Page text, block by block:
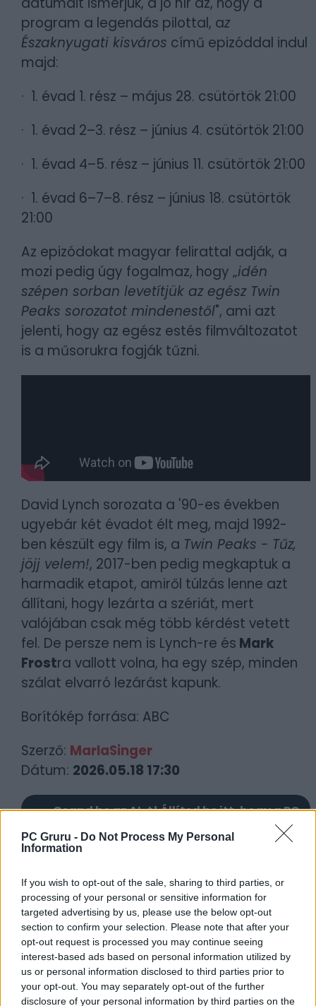
PC Gruru - Do Not Process My Personal
Information
If you wish to opt-out of the sale, sharing to third parties, or
processing of your personal or sensitive information for
targeted advertising by us, please use the below opt-out
section to confirm your selection. Please note that after your
opt-out request is processed you may continue seeing
interest-based ads based on personal information utilized by
us or personal information disclosed to third parties prior to
your opt-out. You may separately opt-out of the further
disclosure of your personal information by third parties on the
program a legendás pilottal, az
Északnyugati kisváros című epizóddal indul
majd:
· 1. évad 1. rész – május 28. csütörtök 21:00
· 1. évad 2–3. rész – június 4. csütörtök 21:00
· 1. évad 4–5. rész – június 11. csütörtök 21:00
· 1. évad 6–7–8. rész – június 18. csütörtök
21:00
Az epizódokat magyar felirattal adják, a
mozi pedig úgy fogalmaz, hogy „idén
szépen sorban levetítjük az egész Twin
Peaks sorozatot mindenestől", ami azt
jelenti, hogy az egész estés filmváltozatot
is a műsorukra fogják tűzni.
David Lynch sorozata a '90-es években
ugyebár két évadot élt meg, majd 1992-
ben készült egy film is, a Twin Peaks - Tűz,
jöjj velem!, 2017-ben pedig megkaptuk a
harmadik etapot, amiről túlzás lenne azt
állítani, hogy lezárta a szériát, mert
valójában csak még több kérdést vetett
fel. De persze nem is Lynch-re és Mark
Frostra vallott volna, ha egy szép, minden
szálat elvarró lezárást kapunk.
Borítókép forrása: ABC
Szerző: MarlaSinger
Dátum: 2026.05.18 17:30
Csapd be az AI-t! Állítsd be itt, hogy a PC
Guru tartalmairól véletlenül se maradj le
a Google-ben.
KAPCSOLÓDÓ HÍREK
Egyesek már a Twin Peakshez
hasonlítgatják az új Star Wars-sorozatot
Ma van az évfordulója annak, hogy
Cooper ügynök megérkezett Twin Peaks-
be